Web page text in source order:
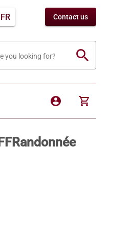
FR Contact us
you looking for? search
account_circle shopping_cart